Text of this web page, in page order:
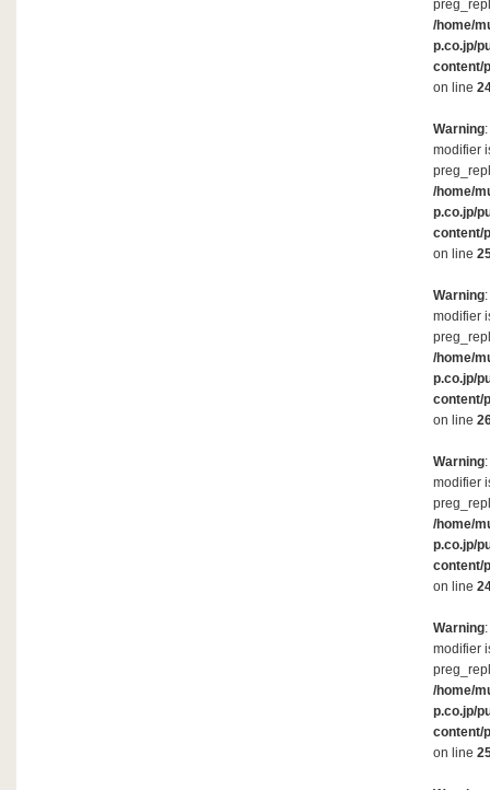
/home/
p.co.jp/
content/
on line
Warning
modifier
/home/
p.co.jp/
content/
on line
Warning
modifier
/home/
p.co.jp/
content/
on line
Warning
modifier
/home/
p.co.jp/
content/
on line
Warning
modifier
/home/
p.co.jp/
content/
on line